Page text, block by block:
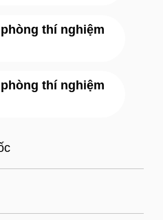
thí nghiệm
thí nghiệm